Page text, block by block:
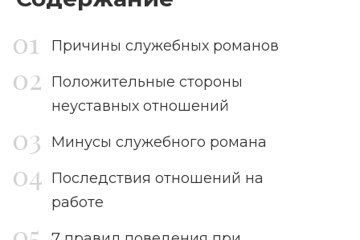
Причины служебных романов
Положительные стороны
неуставных отношений
Минусы служебного романа
Последствия отношений на
работе